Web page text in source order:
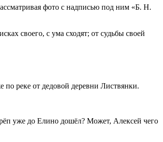
фото с надписью под ним «Б. Н.
своего, с ума сходят; от судьбы своей
реке от дедовой деревни Листвянки.
уже до Елино дошёл? Может, Алексей чего